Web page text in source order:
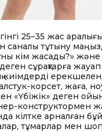
25–35 жас
саналы тұтыну
кім жасады?»
деген сұрақтарға
киімдерді
корсет, жаға,
«Үбіжік» деген
конструктормен
кілтке арналған
тұмарлар мен